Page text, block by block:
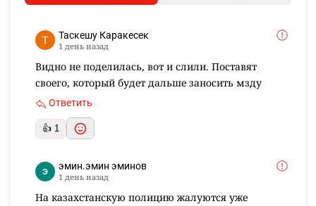
Таскешу Каракесек
1 день назад
Видно не поделилась, вот и слили. Поставят
своего, который будет дальше заносить мзду
Ответить
👍 1
эмин.эмин эминов
1 день назад
На казахстанскую полицию жалуются уже